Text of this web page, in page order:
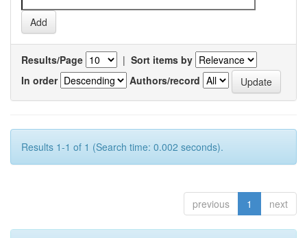
Results/Page | Sort items by
In order
Authors/record
Results 1-1 of 1 (Search time: 0.002 seconds).
previous 1 next